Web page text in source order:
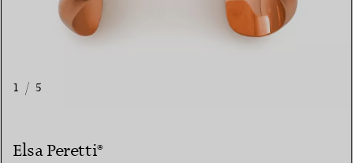
1 / 5
Elsa Peretti®